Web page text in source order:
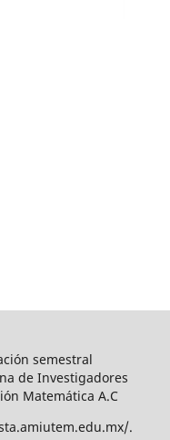
semestral
de Investigadores
Matemática A.C
.